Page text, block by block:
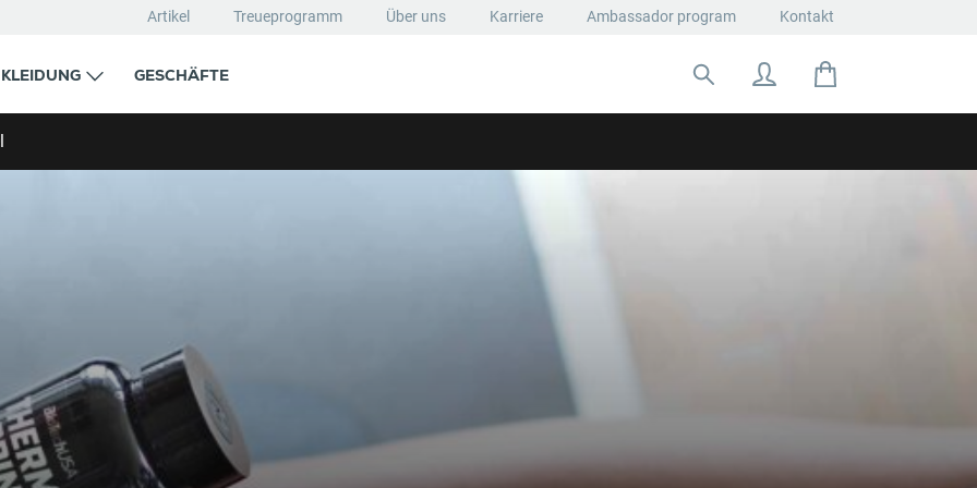
Artikel Treueprogramm Über uns Karriere Ambassador program Kontakt
KLEIDUNG GESCHÄFTE
Suche nach: